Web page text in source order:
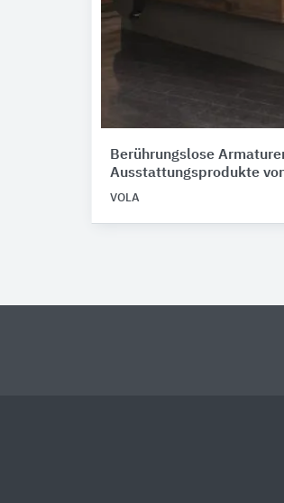
Berührungslose
Ausstattungsprodukte
VOLA